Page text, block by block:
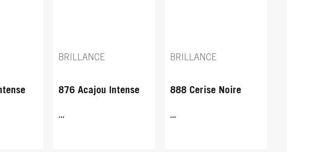
BRILLANCE
876 Acajou Intense
...
BRILLANCE
888 Cerise Noire
...